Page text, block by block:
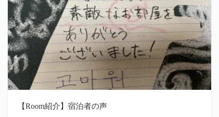
【Room紹介】宿泊者の声